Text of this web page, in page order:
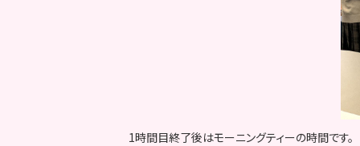
1時間目終了後はモーニングティーの時間です。